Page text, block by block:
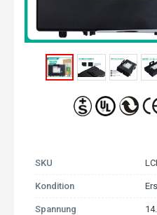
SKU
Kondition
Spannung